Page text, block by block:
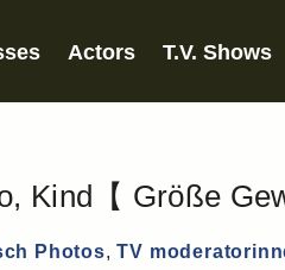
Actors T.V. Shows
Kind【 Größe
Photos,TV